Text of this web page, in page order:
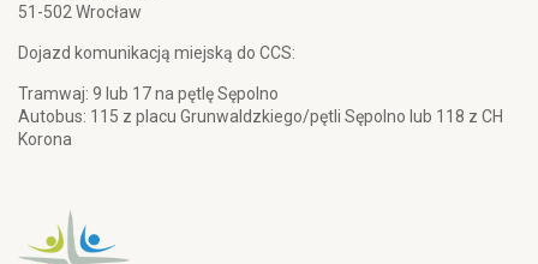
51-502 Wrocław
Dojazd komunikacją miejską do CCS:
Tramwaj: 9 lub 17 na pętlę Sępolno
Autobus: 115 z placu Grunwaldzkiego/pętli Sępolno lub 118 z CH
Korona